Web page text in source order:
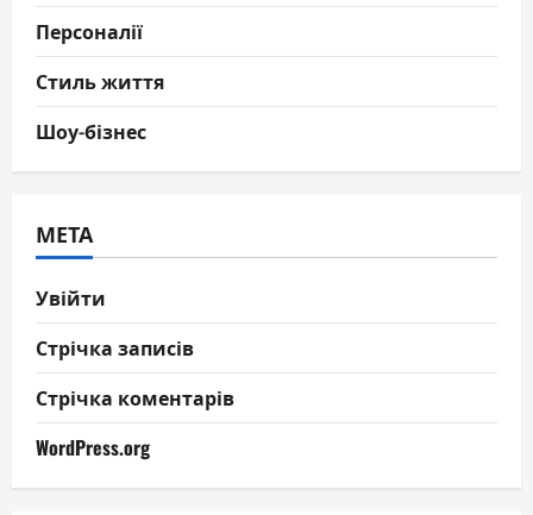
Персоналії
Стиль життя
Шоу-бізнес
МЕТА
Увійти
Стрічка записів
Стрічка коментарів
WordPress.org